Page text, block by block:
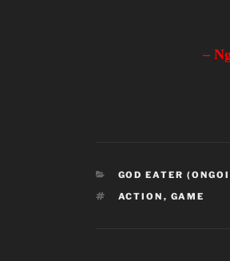
–
CATEGORIES
GOD EATER
TAGS
ACTION , GAME